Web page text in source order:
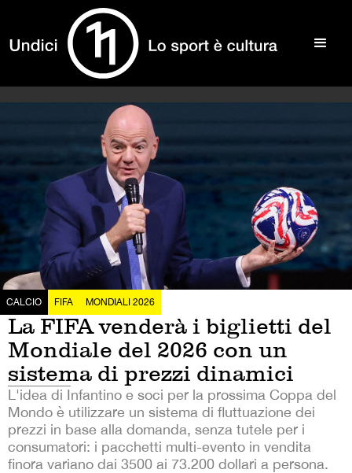
CALCIO FIFA MONDIALI 2026
La FIFA venderà i biglietti del
Mondiale del 2026 con un
sistema di prezzi dinamici
L'idea di Infantino e soci per la prossima Coppa del
Mondo è utilizzare un sistema di fluttuazione dei
prezzi in base alla domanda, senza tutele per i
consumatori: i pacchetti multi-evento in vendita
finora variano dai 3500 ai 73.200 dollari a persona.